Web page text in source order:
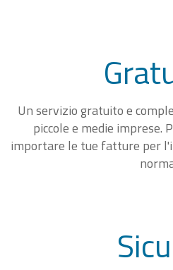
Un servizio gratuito e
piccole e medie imprese.
importare le tue fatture per